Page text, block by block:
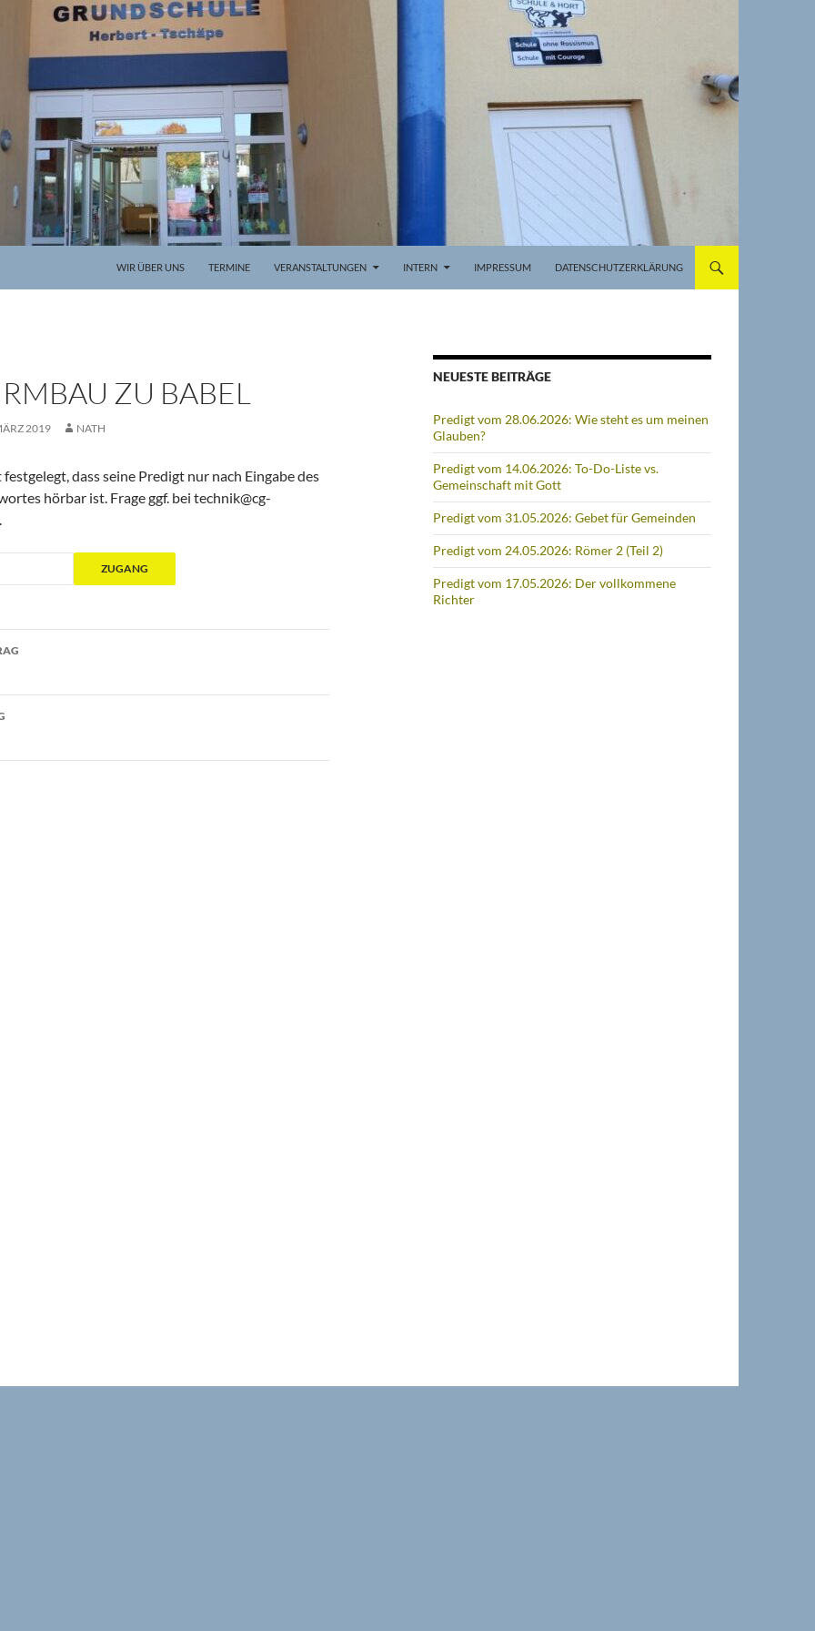
WIR ÜBER UNS TERMINE VERANSTALTUNGEN INTERN IMPRESSUM DATENSCHUTZERKLÄRUNG
ZU BABEL
2019 NATH
dass seine Predigt nur nach Eingabe des
hörbar ist. Frage ggf. bei technik@cg-
NEUESTE BEITRÄGE
Predigt vom 28.06.2026: Wie steht es um meinen
Glauben?
Predigt vom 14.06.2026: To-Do-Liste vs.
Gemeinschaft mit Gott
Predigt vom 31.05.2026: Gebet für Gemeinden
Predigt vom 24.05.2026: Römer 2 (Teil 2)
Predigt vom 17.05.2026: Der vollkommene
Richter